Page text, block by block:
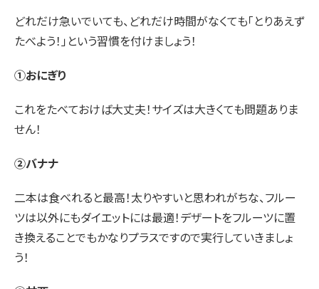
どれだけ急いでいても、どれだけ時間がなくても「とりあえず
たべよう！」という習慣を付けましょう！
①おにぎり
これをたべておけば大丈夫！サイズは大きくても問題ありま
せん！
②バナナ
二本は食べれると最高！太りやすいと思われがちな、フルー
ツは以外にもダイエットには最適！デザートをフルーツに置
き換えることでもかなりプラスですので実行していきましょ
う！